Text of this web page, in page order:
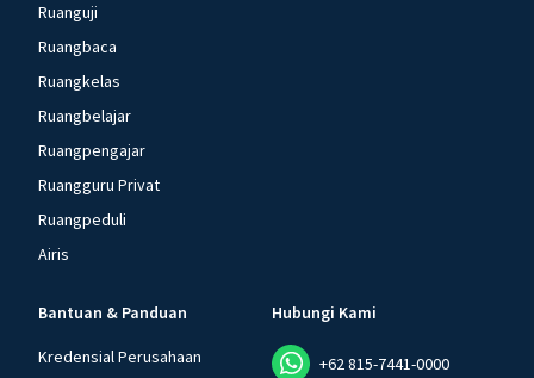
Ruanguji
Ruangbaca
Ruangkelas
Ruangbelajar
Ruangpengajar
Ruangguru Privat
Ruangpeduli
Airis
Bantuan & Panduan
Kredensial Perusahaan
Hubungi Kami
+62 815-7441-0000